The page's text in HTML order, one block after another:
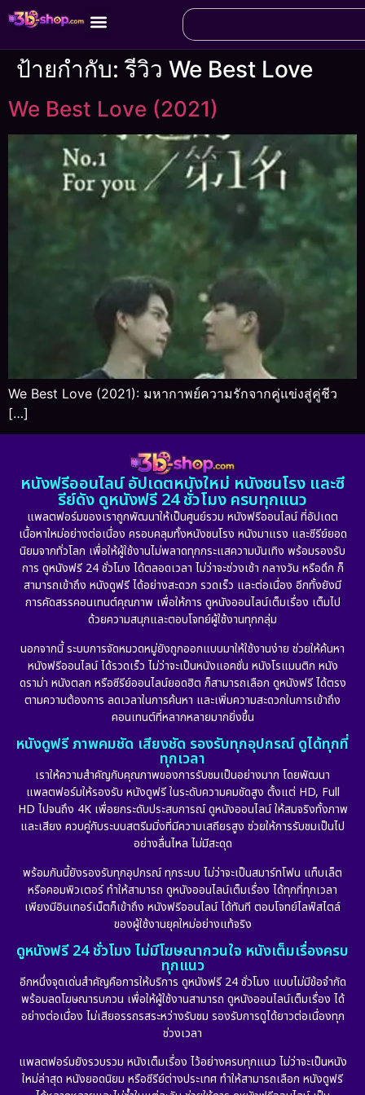
ป้ายกำกับ:รีวิว We Best Love
We Best Love (2021)
We Best Love (2021): มหากาพย์ความรักจากคู่แข่งสู่คู่ชีว
[…]
หนังฟรีออนไลน์ อัปเดตหนังใหม่ หนังชนโรง และซี
รีย์ดัง ดูหนังฟรี 24 ชั่วโมง ครบทุกแนว
แพลตฟอร์มของเราถูกพัฒนาให้เป็นศูนย์รวม หนังฟรีออนไลน์ ที่อัปเดต
เนื้อหาใหม่อย่างต่อเนื่อง ครอบคลุมทั้งหนังชนโรง หนังมาแรง และซีรีย์ยอด
นิยมจากทั่วโลก เพื่อให้ผู้ใช้งานไม่พลาดทุกกระแสความบันเทิง พร้อมรองรับ
การ ดูหนังฟรี 24 ชั่วโมง ได้ตลอดเวลา ไม่ว่าจะช่วงเช้า กลางวัน หรือดึก ก็
สามารถเข้าถึง หนังดูฟรี ได้อย่างสะดวก รวดเร็ว และต่อเนื่อง อีกทั้งยังมี
การคัดสรรคอนเทนต์คุณภาพ เพื่อให้การ ดูหนังออนไลน์เต็มเรื่อง เต็มไป
ด้วยความสนุกและตอบโจทย์ผู้ใช้งานทุกกลุ่ม
นอกจากนี้ ระบบการจัดหมวดหมู่ยังถูกออกแบบมาให้ใช้งานง่าย ช่วยให้ค้นหา
หนังฟรีออนไลน์ ได้รวดเร็ว ไม่ว่าจะเป็นหนังแอคชั่น หนังโรแมนติก หนัง
ดราม่า หนังตลก หรือซีรีย์ออนไลน์ยอดฮิต ก็สามารถเลือก ดูหนังฟรี ได้ตรง
ตามความต้องการ ลดเวลาในการค้นหา และเพิ่มความสะดวกในการเข้าถึง
คอนเทนต์ที่หลากหลายมากยิ่งขึ้น
หนังดูฟรี ภาพคมชัด เสียงชัด รองรับทุกอุปกรณ์ ดูได้ทุกที่
ทุกเวลา
เราให้ความสำคัญกับคุณภาพของการรับชมเป็นอย่างมาก โดยพัฒนา
แพลตฟอร์มให้รองรับ หนังดูฟรี ในระดับความคมชัดสูง ตั้งแต่ HD, Full
HD ไปจนถึง 4K เพื่อยกระดับประสบการณ์ ดูหนังออนไลน์ ให้สมจริงทั้งภาพ
และเสียง ควบคู่กับระบบสตรีมมิ่งที่มีความเสถียรสูง ช่วยให้การรับชมเป็นไป
อย่างลื่นไหล ไม่มีสะดุด
พร้อมกันนี้ยังรองรับทุกอุปกรณ์ ทุกระบบ ไม่ว่าจะเป็นสมาร์ทโฟน แท็บเล็ต
หรือคอมพิวเตอร์ ทำให้สามารถ ดูหนังออนไลน์เต็มเรื่อง ได้ทุกที่ทุกเวลา
เพียงมีอินเทอร์เน็ตก็เข้าถึง หนังฟรีออนไลน์ ได้ทันที ตอบโจทย์ไลฟ์สไตล์
ของผู้ใช้งานยุคใหม่อย่างแท้จริง
ดูหนังฟรี 24 ชั่วโมง ไม่มีโฆษณากวนใจ หนังเต็มเรื่องครบ
ทุกแนว
อีกหนึ่งจุดเด่นสำคัญคือการให้บริการ ดูหนังฟรี 24 ชั่วโมง แบบไม่มีข้อจำกัด
พร้อมลดโฆษณารบกวน เพื่อให้ผู้ใช้งานสามารถ ดูหนังออนไลน์เต็มเรื่อง ได้
อย่างต่อเนื่อง ไม่เสียอรรถรสระหว่างรับชม รองรับการดูได้ยาวต่อเนื่องทุก
ช่วงเวลา
แพลตฟอร์มยังรวบรวม หนังเต็มเรื่อง ไว้อย่างครบทุกแนว ไม่ว่าจะเป็นหนัง
ใหม่ล่าสุด หนังยอดนิยม หรือซีรีย์ต่างประเทศ ทำให้สามารถเลือก หนังดูฟรี